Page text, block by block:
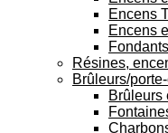
Encens
Encens
Résines,
Brûleurs/
Brûleurs